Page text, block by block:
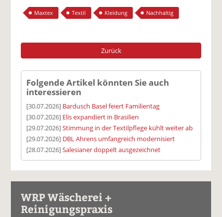
Maxtex Textil Kleidung Nachhaltig
Zurück
Folgende Artikel könnten Sie auch
interessieren
[30.07.2026] Bardusch Basel feiert Familientag
[30.07.2026] Elis expandiert in Brasilien
[29.07.2026]Stimmung in der Textilpflege kühlt weiter ab
[29.07.2026] DBL Ahrens umfangreich modernisiert
[28.07.2026]Salesianer doppelt ausgezeichnet
WRP Wäscherei +
Reinigungspraxis